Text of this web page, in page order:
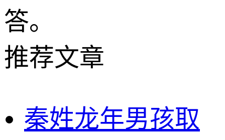
答。
推荐文章
秦姓龙年男孩取